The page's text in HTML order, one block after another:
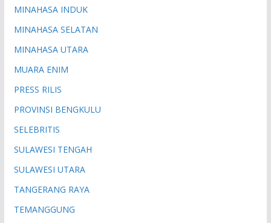
MINAHASA INDUK
MINAHASA SELATAN
MINAHASA UTARA
MUARA ENIM
PRESS RILIS
PROVINSI BENGKULU
SELEBRITIS
SULAWESI TENGAH
SULAWESI UTARA
TANGERANG RAYA
TEMANGGUNG